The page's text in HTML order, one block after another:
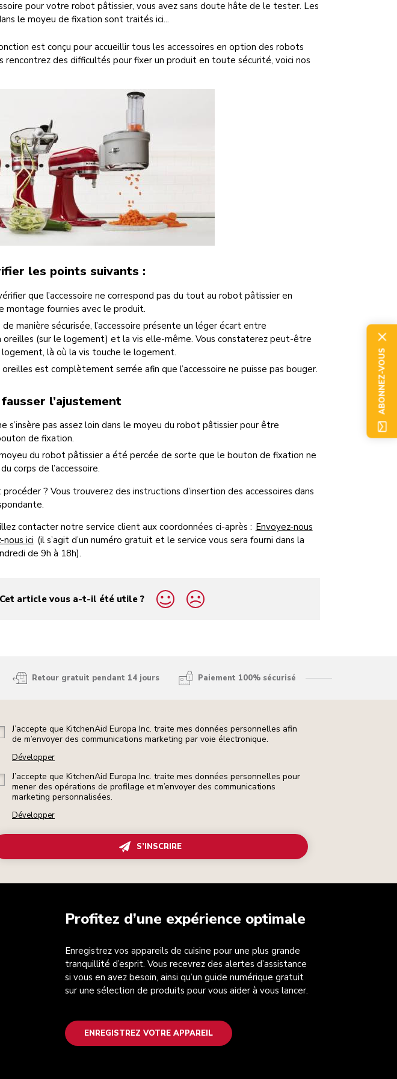
pour votre robot pâtissier, vous avez sans doute hâte de le tester. Les
le moyeu de fixation sont traités ici...
est conçu pour accueillir tous les accessoires en option des robots
rencontrez des difficultés pour fixer un produit en toute sécurité, voici nos
les points suivants :
que l’accessoire ne correspond pas du tout au robot pâtissier en
montage fournies avec le produit.
manière sécurisée, l’accessoire présente un léger écart entre
oreilles (sur le logement) et la vis elle-même. Vous constaterez peut-être
là où la vis touche le logement.
est complètement serrée afin que l’accessoire ne puisse pas bouger.
l’ajustement
s’insère pas assez loin dans le moyeu du robot pâtissier pour être
de fixation.
moyeu du robot pâtissier a été percée de sorte que le bouton de fixation ne
corps de l’accessoire.
? Vous trouverez des instructions d’insertion des accessoires dans
contacter notre service client aux coordonnées ci-après : Envoyez-nous
ici (il s’agit d’un numéro gratuit et le service vous sera fourni dans la
de 9h à 18h).
Cet article vous a-t-il été utile ?
yes
no
Retour gratuit pendant 14 jours Paiement 100% sécurisé
J’accepte que KitchenAid Europa Inc. traite mes données personnelles afin
de m’envoyer des communications marketing par voie électronique.
Développer
J’accepte que KitchenAid Europa Inc. traite mes données personnelles pour
mener des opérations de profilage et m’envoyer des communications
marketing personnalisées.
Développer
S’INSCRIRE
Profitez d’une expérience optimale
Enregistrez vos appareils de cuisine pour une plus grande
tranquillité d’esprit. Vous recevrez des alertes d’assistance
si vous en avez besoin, ainsi qu’un guide numérique gratuit
sur une sélection de produits pour vous aider à vous lancer.
ENREGISTREZ VOTRE APPAREIL
ABONNEZ-VOUS